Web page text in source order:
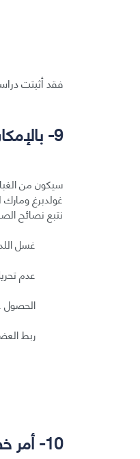
فقد أثبتت
9- بالإمكان الشفاء من لسعة الأفعى عبر مص السم خارجا:
سيكون من
غولدبرغ
نتبع نصائح
غسل
عدم
الحصول
ربط
10- أمر خطير أن توقظ شخصا يمشي أثناء نومه: